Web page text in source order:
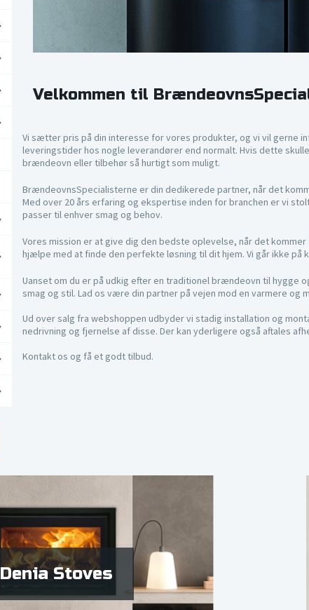
Velkommen til
Vi sætter pris på din interesse for vores produkter, og vi vil gerne
leveringstider hos nogle leverandører end normalt. Hvis dette
brændeovn eller tilbehør så hurtigt som muligt.
BrændeovnsSpecialisterne er din dedikerede partner, når det
Med over 20 års erfaring og ekspertise inden for branchen er vi
passer til enhver smag og behov.
Vores mission er at give dig den bedste oplevelse, når det
hjælpe med at finde den perfekte løsning til dit hjem. Vi går ikke
Uanset om du er på udkig efter en traditionel brændeovn til hygge
smag og stil. Lad os være din partner på vejen mod en varmere og
Ud over salg fra webshoppen udbyder vi stadig installation og
nedrivning og fjernelse af disse. Der kan yderligere også aftales
Kontakt os og få et godt tilbud.
Denia Stoves